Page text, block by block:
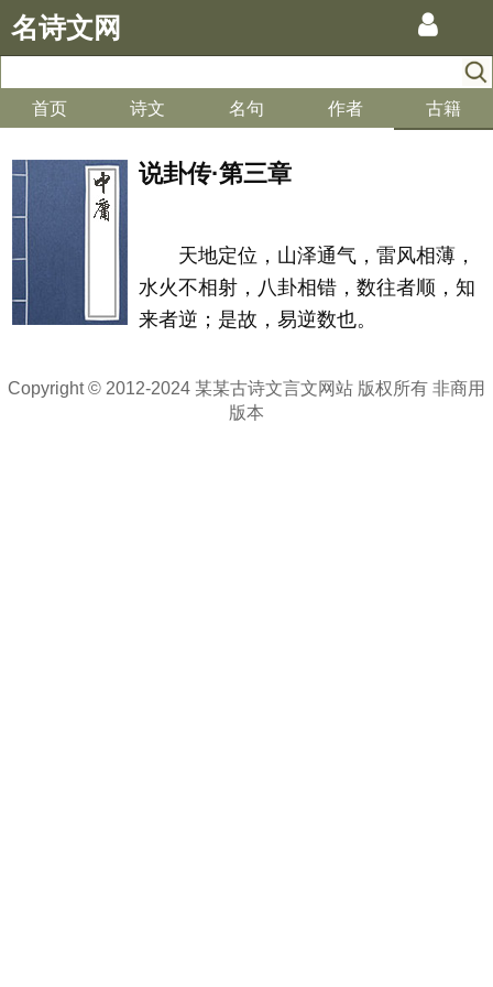
名诗文网
首页 诗文 名句 作者 古籍
说卦传·第三章
天地定位，山泽通气，雷风相薄，
水火不相射，八卦相错，数往者顺，知
来者逆；是故，易逆数也。
Copyright © 2012-2024 某某古诗文言文网站 版权所有 非商用
版本